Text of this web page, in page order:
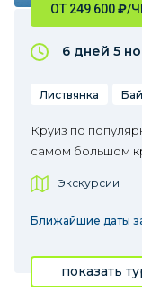
ОТ 249 600₽/
6 дней 5
Листвянка
Круиз по
самом большом
Экскурсии
Ближайшие даты
показать